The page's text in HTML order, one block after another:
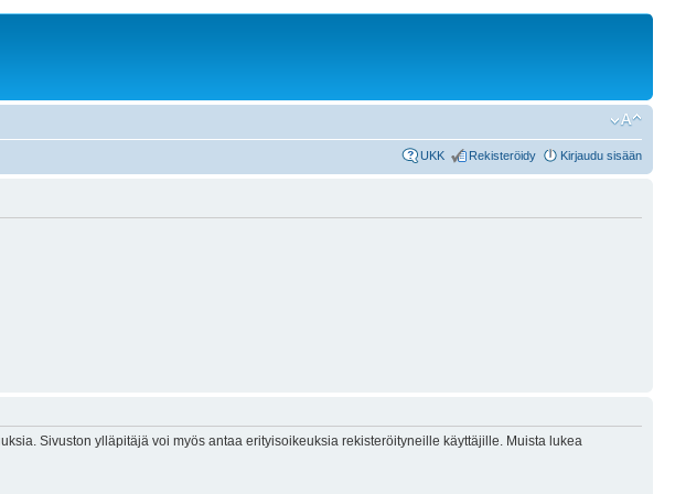
UKK Rekisteröidy Kirjaudu sisään
Sivuston ylläpitäjä voi myös antaa erityisoikeuksia rekisteröityneille käyttäjille. Muista lukea